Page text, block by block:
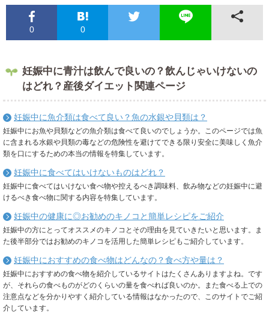
0 0
妊娠中に青汁は飲んで良いの？飲んじゃいけないの
はどれ？産後ダイエット関連ページ
妊娠中に魚介類は食べて良い？魚の水銀や貝類は？
妊娠中にお魚や貝類などの魚介類は食べて良いのでしょうか。このページでは魚
に含まれる水銀や貝類の毒などの危険性を避けてできる限り安全に美味しく魚介
類を口にするための本当の情報を特集しています。
妊娠中に食べてはいけないものはどれ？
妊娠中に食べてはいけない食べ物や控えるべき調味料、飲み物などの妊娠中に避
けるべき食べ物に関する内容を特集しています。
妊娠中の健康に◎お勧めのキノコと簡単レシピをご紹介
妊娠中の方にとってオススメのキノコとその理由を見ていきたいと思います。ま
た後半部分ではお勧めのキノコを活用した簡単レシピもご紹介しています。
妊娠中におすすめの食べ物はどんなの？食べ方や量は？
妊娠中におすすめの食べ物を紹介しているサイトはたくさんありますよね。です
が、それらの食べものがどのくらいの量を食べれば良いのか。また食べる上での
注意点などを分かりやすく紹介している情報はなかったので、このサイトでご紹
介しています。